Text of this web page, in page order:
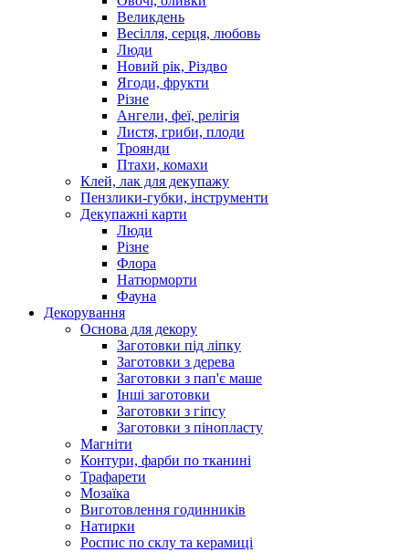
Великдень
Весілля, серця, любовь
Люди
Новий рік, Різдво
Ягоди, фрукти
Різне
Ангели, феї, релігія
Листя, гриби, плоди
Троянди
Птахи, комахи
Клей, лак для декупажу
Пензлики-губки, інструменти
Декупажні карти
Люди
Різне
Флора
Натюрморти
Фауна
Декорування
Основа для декору
Заготовки під ліпку
Заготовки з дерева
Заготовки з пап'є маше
Інші заготовки
Заготовки з гіпсу
Заготовки з пінопласту
Магніти
Контури, фарби по тканині
Трафарети
Мозаїка
Виготовлення годинників
Натирки
Роспис по склу та керамиці